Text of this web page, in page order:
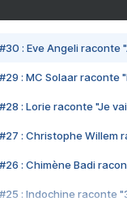
#30 : Eve Angeli raconte
#29 : MC Solaar raconte
#28 : Lorie raconte "Je
#27 : Christophe Willem
#26 : Chimène Badi
#25 : Indochine raconte